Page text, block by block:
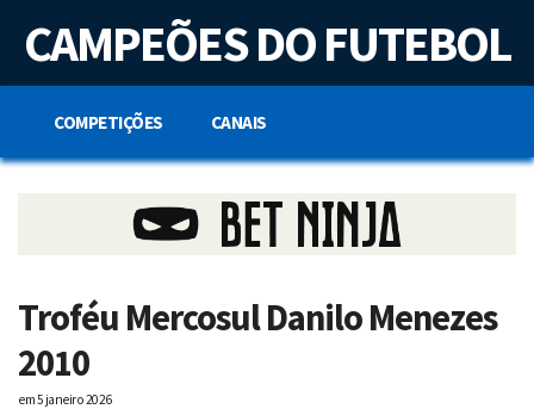
t
n
CAMPEÕES DO FUTEBOL
COMPETIÇÕES CANAIS
Troféu Mercosul Danilo Menezes
2010
em5 janeiro 2026